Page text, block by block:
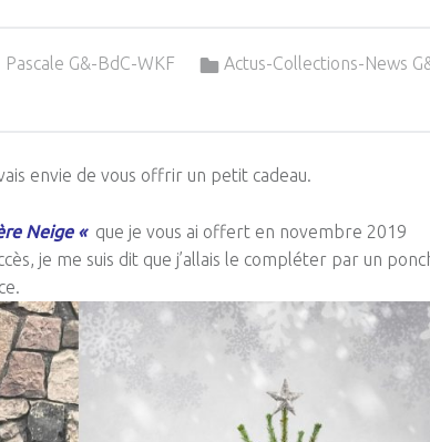
Pascale G&-BdC-WKF
Actus-Collections-News
envie de vous offrir un petit cadeau.
Neige « que je vous ai offert en novembre 2019
je me suis dit que j’allais le compléter par un